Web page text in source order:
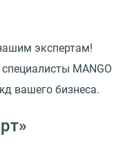
экспертам!
MANGO
вашего бизнеса.